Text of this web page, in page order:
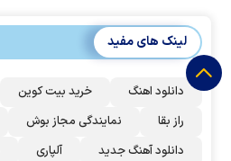
لینک های مفید
دانلود اهنگ خرید بیت کوین
راز بقا
نمایندگی مجاز بوش
دانلود آهنگ جدید
آلپاری